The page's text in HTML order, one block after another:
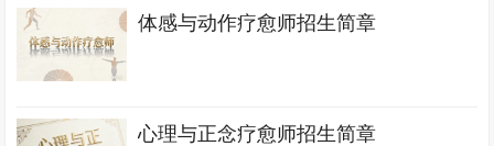
体感与动作疗愈师招生简章
心理与正念疗愈师招生简章